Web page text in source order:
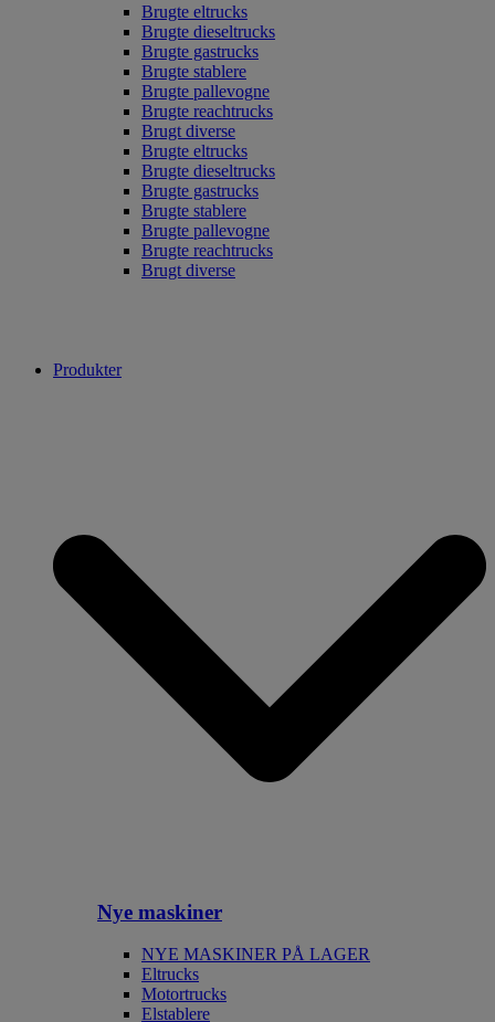
Brugte eltrucks
Brugte dieseltrucks
Brugte gastrucks
Brugte stablere
Brugte pallevogne
Brugte reachtrucks
Brugt diverse
Brugte eltrucks
Brugte dieseltrucks
Brugte gastrucks
Brugte stablere
Brugte pallevogne
Brugte reachtrucks
Brugt diverse
Produkter
Nye maskiner
NYE MASKINER PÅ LAGER
Eltrucks
Motortrucks
Elstablere